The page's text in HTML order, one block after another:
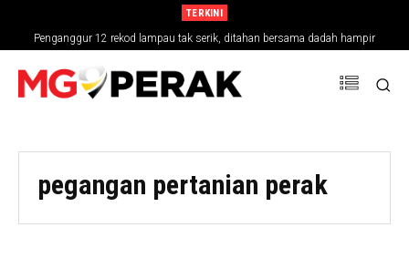
TERKINI
Penganggur 12 rekod lampau tak serik, ditahan bersama dadah hampir
RM30,000
pegangan pertanian perak